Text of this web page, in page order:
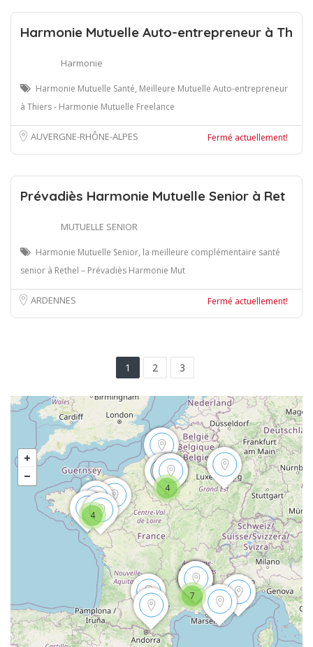
Harmonie Mutuelle Auto-entrepreneur à Th
Harmonie
Harmonie Mutuelle Santé, Meilleure Mutuelle Auto-entrepreneur
à Thiers - Harmonie Mutuelle Freelance
AUVERGNE-RHÔNE-ALPES Fermé actuellement!
Prévadiès Harmonie Mutuelle Senior à Ret
MUTUELLE SENIOR
Harmonie Mutuelle Senior, la meilleure complémentaire santé
senior à Rethel – Prévadiès Harmonie Mut
ARDENNES Fermé actuellement!
1 2 3
7
4
4